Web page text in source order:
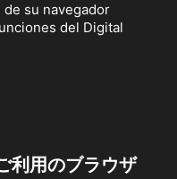
su navegador
del Digital
利用のブラウザ